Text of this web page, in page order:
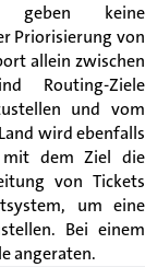
geben keine
Priorisierung von
allein zwischen
Routing-Ziele
und vom
wird ebenfalls
mit dem Ziel die
von Tickets
um eine
Bei einem
angeraten.